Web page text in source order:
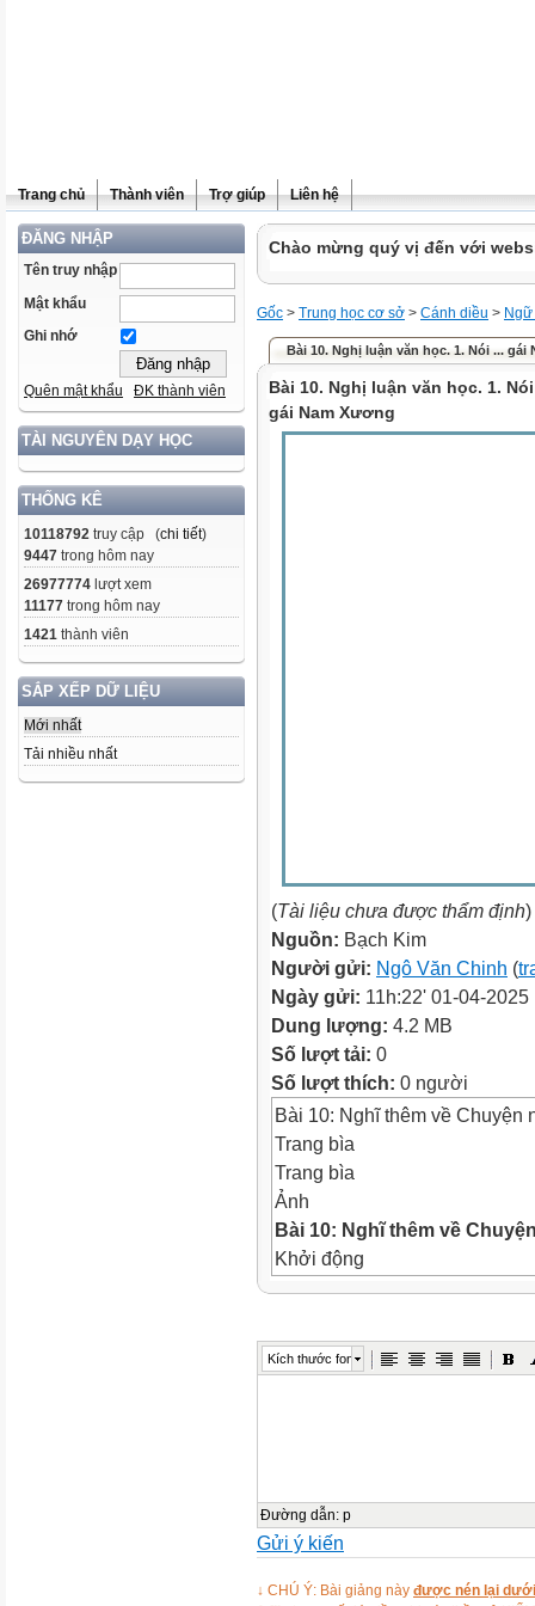
Trang chủ Thành viên Trợ giúp Liên hệ
ĐĂNG NHẬP
Tên truy nhập
Mật khẩu
Ghi nhớ
Quên mật khẩu ĐK thành viên
TÀI NGUYÊN DẠY HỌC
THỐNG KÊ
10118792 truy cập (chi tiết)
9447 trong hôm nay
26977774 lượt xem
11177 trong hôm nay
1421 thành viên
SẮP XẾP DỮ LIỆU
Mới nhất
Tải nhiều nhất
Chào mừng quý vị đến với
Gốc > Trung học cơ sở > Cánh diều >
Bài 10. Nghị luận văn học. 1. Nói ... gái
Bài 10. Nghị luận văn học. 1.
gái Nam Xương
(Tài liệu chưa được thẩm định)
Nguồn: Bạch Kim
Người gửi: Ngô Văn Chinh (
Ngày gửi: 11h:22' 01-04-2025
Dung lượng: 4.2 MB
Số lượt tải: 0
Số lượt thích: 0 người
Bài 10: Nghĩ thêm về
Trang bìa
Trang bìa
Ảnh
Bài 10: Nghĩ thêm về
Khởi động
Ảnh
KHỞI ĐỘNG
người
Ảnh
Kích thước font
Đường dẫn: p
Gửi ý kiến
↓ CHÚ Ý: Bài giảng này được nén lại